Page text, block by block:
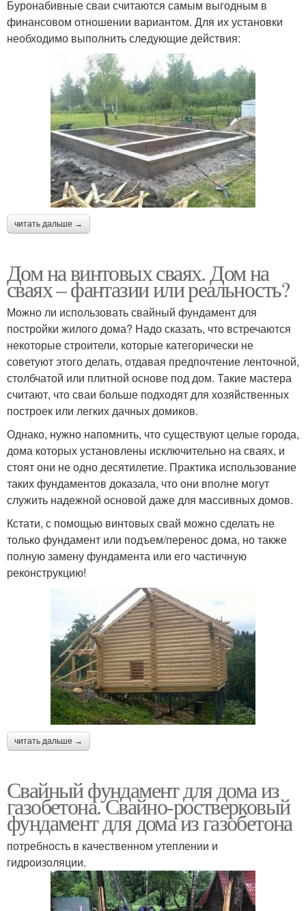
Буронабивные сваи считаются самым выгодным в
финансовом отношении вариантом. Для их установки
необходимо выполнить следующие действия:
читать дальше →
Дом на винтовых сваях. Дом на
сваях – фантазии или реальность?
Можно ли использовать свайный фундамент для
постройки жилого дома? Надо сказать, что встречаются
некоторые строители, которые категорически не
советуют этого делать, отдавая предпочтение ленточной,
столбчатой или плитной основе под дом. Такие мастера
считают, что сваи больше подходят для хозяйственных
построек или легких дачных домиков.
Однако, нужно напомнить, что существуют целые города,
дома которых установлены исключительно на сваях, и
стоят они не одно десятилетие. Практика использование
таких фундаментов доказала, что они вполне могут
служить надежной основой даже для массивных домов.
Кстати, с помощью винтовых свай можно сделать не
только фундамент или подъем/перенос дома, но также
полную замену фундамента или его частичную
реконструкцию!
читать дальше →
Свайный фундамент для дома из
газобетона. Свайно-ростверковый
фундамент для дома из газобетона
потребность в качественном утеплении и
гидроизоляции.